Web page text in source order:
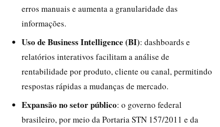
erros manuais e aumenta a granularidade das
informações.
Uso de Business Intelligence (BI): dashboards e
relatórios interativos facilitam a análise de
rentabilidade por produto, cliente ou canal, permitindo
respostas rápidas a mudanças de mercado.
Expansão no setor público: o governo federal
brasileiro, por meio da Portaria STN 157/2011 e da